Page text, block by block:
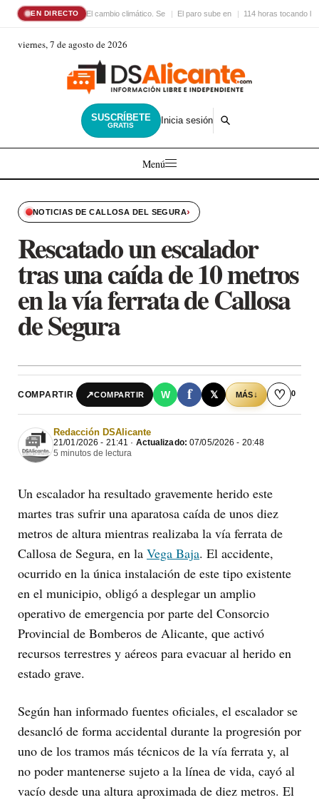
EN DIRECTO El cambio climático. Se El paro sube en 114 horas tocando la
viernes, 7 de agosto de 2026
SUSCRÍBETE
GRATIS Inicia sesión
Menú
NOTICIAS DE CALLOSA DEL SEGURA›
Rescatado un escalador
tras una caída de 10 metros
en la vía ferrata de Callosa
de Segura
COMPARTIR ↗COMPARTIR W f 𝕏 MÁS↓ ♡ 0
Redacción DSAlicante
21/01/2026 - 21:41 · Actualizado: 07/05/2026 - 20:48
5 minutos de lectura
Un escalador ha resultado gravemente herido este
martes tras sufrir una aparatosa caída de unos diez
metros de altura mientras realizaba la vía ferrata de
Callosa de Segura, en la Vega Baja. El accidente,
ocurrido en la única instalación de este tipo existente
en el municipio, obligó a desplegar un amplio
operativo de emergencia por parte del Consorcio
Provincial de Bomberos de Alicante, que activó
recursos terrestres y aéreos para evacuar al herido en
estado grave.
Según han informado fuentes oficiales, el escalador se
desancló de forma accidental durante la progresión por
uno de los tramos más técnicos de la vía ferrata y, al
no poder mantenerse sujeto a la línea de vida, cayó al
vacío desde una altura aproximada de diez metros. El